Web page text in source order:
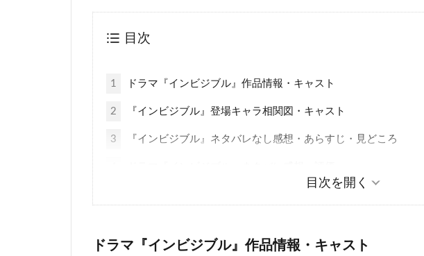
目次
1 ドラマ『インビジブル』作品情報・キャスト
2 『インビジブル』登場キャラ相関図・キャスト
3 『インビジブル』ネタバレなし感想・あらすじ・見どころ
5.2 第1話の感想まとめ
ドラマ『インビジブル』作品情報・キャスト